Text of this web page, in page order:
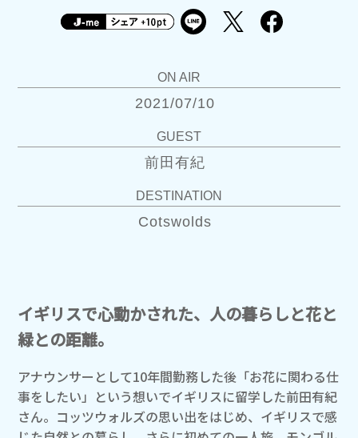
ON AIR
2021/07/10
GUEST
前田有紀
DESTINATION
Cotswolds
イギリスで心動かされた、人の暮らしと花と
緑との距離。
アナウンサーとして10年間勤務した後「お花に関わる仕
事をしたい」という想いでイギリスに留学した前田有紀
さん。コッツウォルズの思い出をはじめ、イギリスで感